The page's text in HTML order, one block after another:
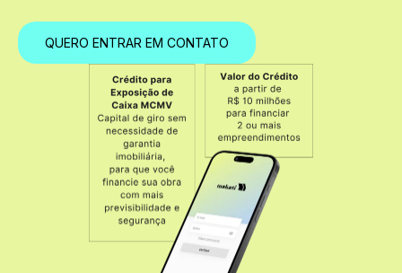
QUERO ENTRAR EM CONTATO